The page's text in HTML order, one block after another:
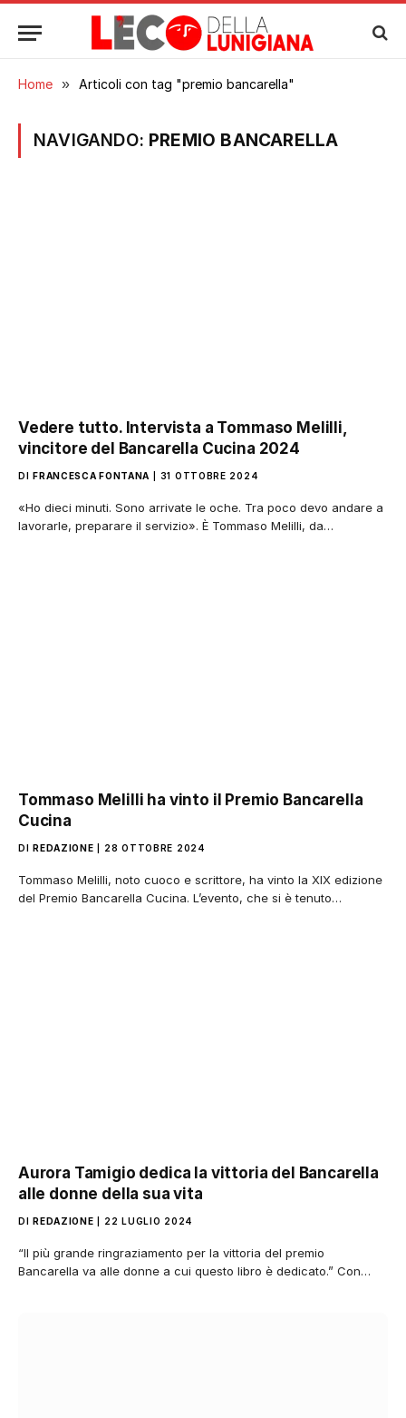
Home » Articoli con tag "premio bancarella"
NAVIGANDO: PREMIO BANCARELLA
Vedere tutto. Intervista a Tommaso Melilli,
vincitore del Bancarella Cucina 2024
DI FRANCESCA FONTANA 31 OTTOBRE 2024
«Ho dieci minuti. Sono arrivate le oche. Tra poco devo andare a
lavorarle, preparare il servizio». È Tommaso Melilli, da…
Tommaso Melilli ha vinto il Premio Bancarella
Cucina
DI REDAZIONE 28 OTTOBRE 2024
Tommaso Melilli, noto cuoco e scrittore, ha vinto la XIX edizione
del Premio Bancarella Cucina. L’evento, che si è tenuto…
Aurora Tamigio dedica la vittoria del Bancarella
alle donne della sua vita
DI REDAZIONE 22 LUGLIO 2024
“Il più grande ringraziamento per la vittoria del premio
Bancarella va alle donne a cui questo libro è dedicato.” Con…